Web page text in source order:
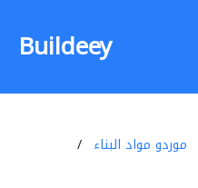
Buildeey
موردو مواد البناء